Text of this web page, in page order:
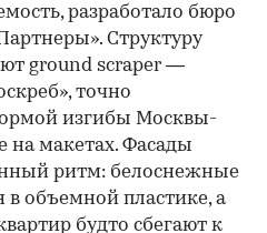
разработало бюро
Структуру
ground scraper —
точно
изгибы Москвы-
на макетах. Фасады
ритм: белоснежные
в объемной пластике, а
будто сбегают к